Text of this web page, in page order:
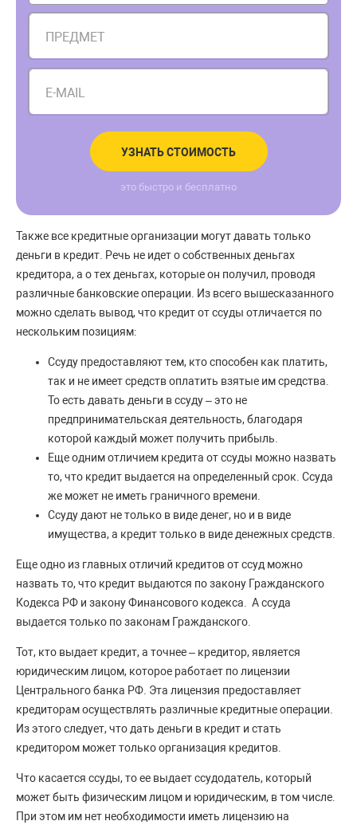
ПРЕДМЕТ
E-MAIL
УЗНАТЬ СТОИМОСТЬ
это быстро и бесплатно
Также все кредитные организации могут давать только
деньги в кредит. Речь не идет о собственных деньгах
кредитора, а о тех деньгах, которые он получил, проводя
различные банковские операции. Из всего вышесказанного
можно сделать вывод, что кредит от ссуды отличается по
нескольким позициям:
Ссуду предоставляют тем, кто способен как платить,
так и не имеет средств оплатить взятые им средства.
То есть давать деньги в ссуду – это не
предпринимательская деятельность, благодаря
которой каждый может получить прибыль.
Еще одним отличием кредита от ссуды можно назвать
то, что кредит выдается на определенный срок. Ссуда
же может не иметь граничного времени.
Ссуду дают не только в виде денег, но и в виде
имущества, а кредит только в виде денежных средств.
Еще одно из главных отличий кредитов от ссуд можно
назвать то, что кредит выдаются по закону Гражданского
Кодекса РФ и закону Финансового кодекса. А ссуда
выдается только по законам Гражданского.
Тот, кто выдает кредит, а точнее – кредитор, является
юридическим лицом, которое работает по лицензии
Центрального банка РФ. Эта лицензия предоставляет
кредиторам осуществлять различные кредитные операции.
Из этого следует, что дать деньги в кредит и стать
кредитором может только организация кредитов.
Что касается ссуды, то ее выдает ссудодатель, который
может быть физическим лицом и юридическим, в том числе.
При этом им нет необходимости иметь лицензию на